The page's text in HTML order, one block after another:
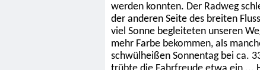
werden konnten. Der Radweg
der anderen Seite des breiten
viel Sonne begleiteten unseren
mehr Farbe bekommen, als
schwülheißen Sonnentag bei ca.